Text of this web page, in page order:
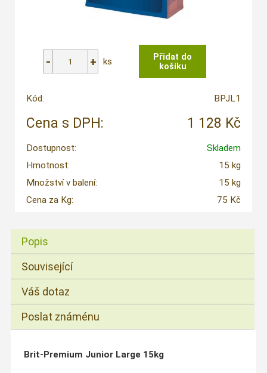
ks
Kód: BPJL1
Cena s DPH: 1 128 Kč
Dostupnost:
Skladem
Hmotnost:
15 kg
Množství v balení:
15 kg
Cena za Kg:
75 Kč
Popis
Související
Váš dotaz
Poslat známénu
Brit-Premium Junior Large 15kg